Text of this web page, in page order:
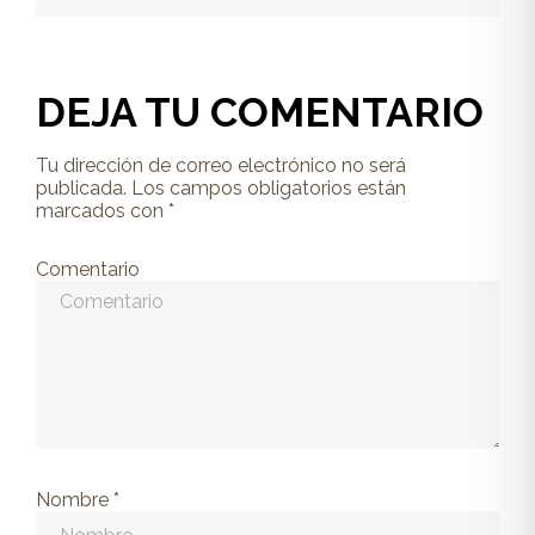
DEJA TU COMENTARIO
Tu dirección de correo electrónico no será
publicada. Los campos obligatorios están
marcados con *
Comentario
Nombre *